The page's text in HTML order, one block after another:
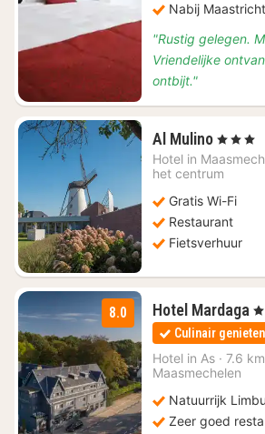
Nabij
"Rustig gelegen.
Vriendelijke
ontbijt."
Al Mulino1
nacht
vanaf
107,14
, 3 Sterren
Hotel in
het centrum
Gratis Wi-Fi
Restaurant
Fietsverhuur
8.0 Hotel Mardaga 1
€
,
Culinair genieten
Hotel in As · 7.6
Maasmechelen
Natuurrijk
Zeer goed